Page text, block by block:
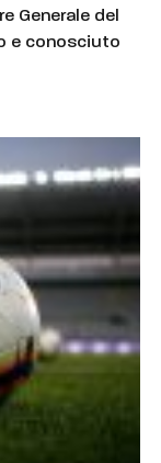
Generale del
e conosciuto